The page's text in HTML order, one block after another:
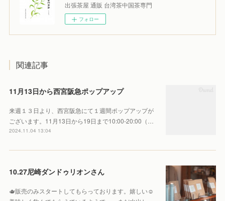
出張茶屋 通販 台湾茶中国茶専門
フォロー
関連記事
11月13日から西宮阪急ポップアップ
来週１３日より、西宮阪急にて１週間ポップアップが
ございます。11月13日から19日まで10:00-20:00（…
2024.11.04 13:04
10.27尼崎ダンドゥリオンさん
🫖販売のみスタートしてもらっております。嬉しい☺️